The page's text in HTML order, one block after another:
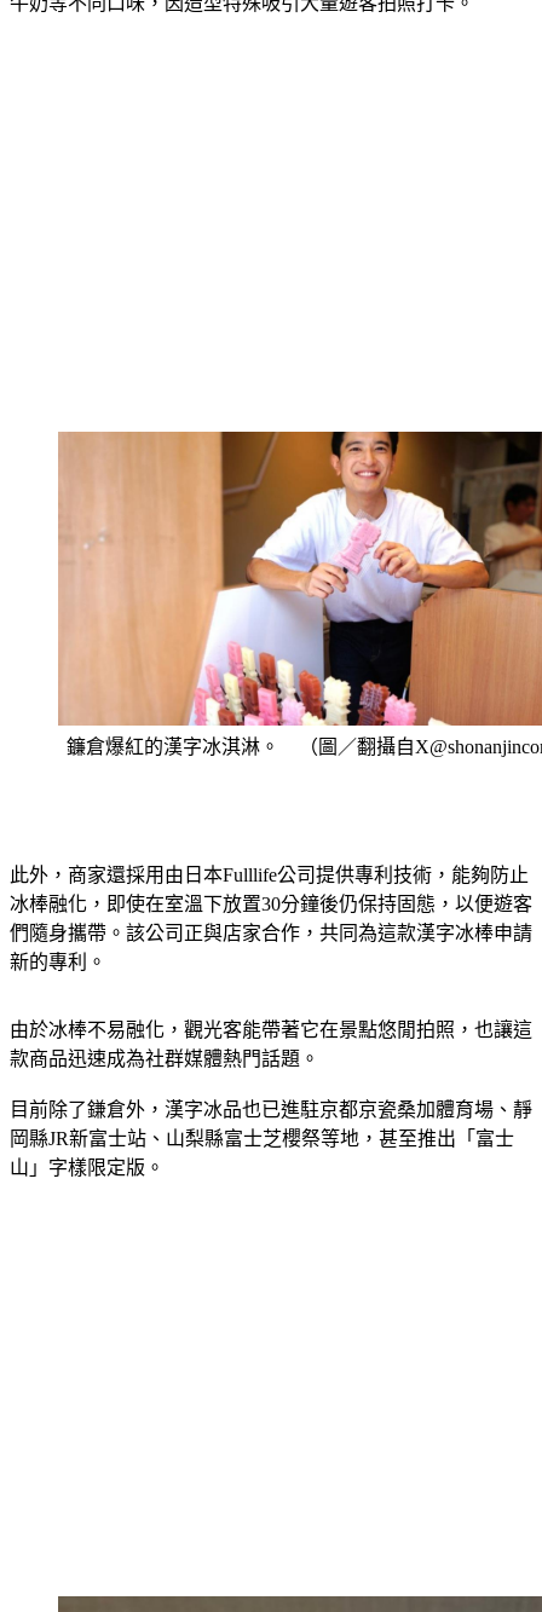
鐮倉爆紅的漢字冰淇淋。 （圖／翻攝自
此外，商家還採用由日本Fulllife公司提供專利技術，能夠防止
冰棒融化，即使在室溫下放置30分鐘後仍保持固態，以便遊客
們隨身攜帶。該公司正與店家合作，共同為這款漢字冰棒申請
新的專利。
由於冰棒不易融化，觀光客能帶著它在景點悠閒拍照，也讓這
款商品迅速成為社群媒體熱門話題。
目前除了鎌倉外，漢字冰品也已進駐京都京瓷桑加體育場、靜
岡縣JR新富士站、山梨縣富士芝櫻祭等地，甚至推出「富士
山」字樣限定版。